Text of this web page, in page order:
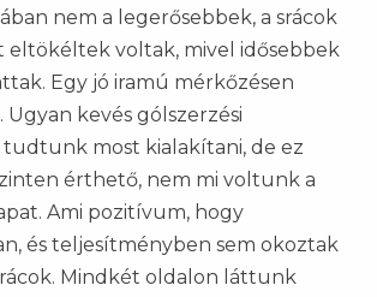
nem a legerősebbek, a srácok
eltökéltek voltak, mivel idősebbek
Egy jó iramú mérkőzésen
kevés gólszerzési
tudtunk most kialakítani, de ez
érthető, nem mi voltunk a
Ami pozitívum, hogy
és teljesítményben sem okoztak
Mindkét oldalon láttunk